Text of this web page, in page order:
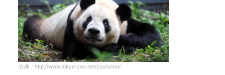
出典： http://www.tokyo-zoo.net/zoo/ueno/